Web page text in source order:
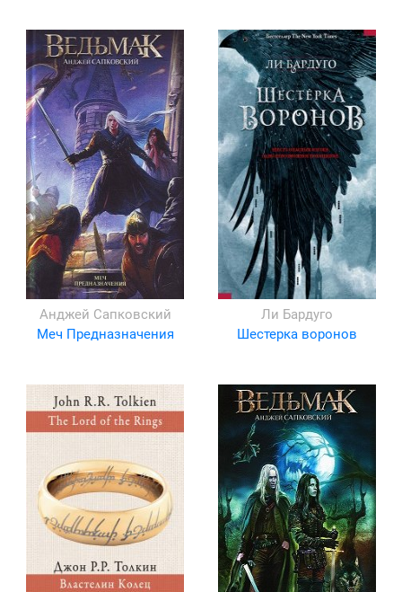
Анджей Сапковский
Меч Предназначения
Ли Бардуго
Шестерка воронов